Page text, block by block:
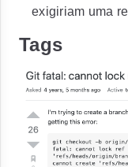
exigiriam uma
Tags